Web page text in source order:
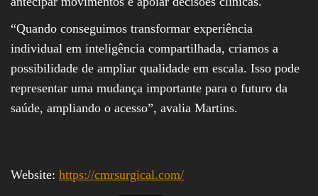
“Quando conseguimos transformar experiência
individual em inteligência compartilhada, criamos a
possibilidade de ampliar qualidade em escala. Isso pode
representar uma mudança importante para o futuro da
saúde, ampliando o acesso”, avalia Martins.
Website: https://cmrsurgical.com/